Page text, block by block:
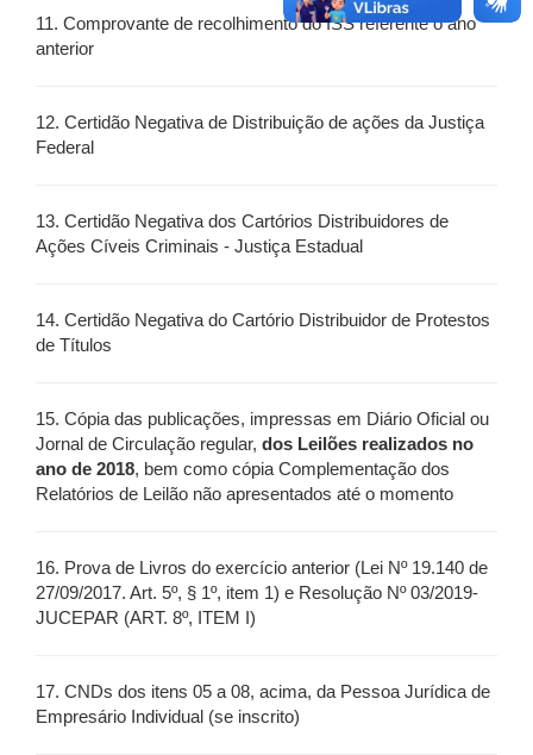
11. Comprovante de recolhimento do ISS referente o ano
anterior
12. Certidão Negativa de Distribuição de ações da Justiça
Federal
13. Certidão Negativa dos Cartórios Distribuidores de
Ações Cíveis Criminais - Justiça Estadual
14. Certidão Negativa do Cartório Distribuidor de Protestos
de Títulos
15. Cópia das publicações, impressas em Diário Oficial ou
Jornal de Circulação regular, dos Leilões realizados no
ano de 2018, bem como cópia Complementação dos
Relatórios de Leilão não apresentados até o momento
16. Prova de Livros do exercício anterior (Lei Nº 19.140 de
27/09/2017. Art. 5º, § 1º, item 1) e Resolução Nº 03/2019-
JUCEPAR (ART. 8º, ITEM I)
17. CNDs dos itens 05 a 08, acima, da Pessoa Jurídica de
Empresário Individual (se inscrito)